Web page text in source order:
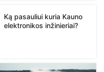
Ką pasauliui kuria Kauno
elektronikos inžinieriai?